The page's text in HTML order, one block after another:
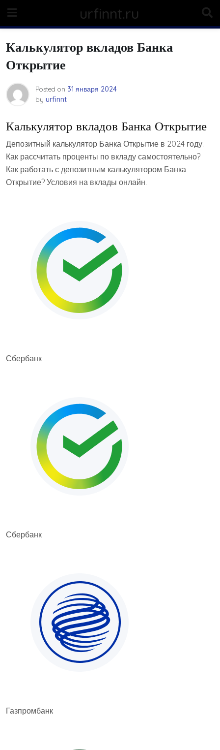
content
urfinnt.ru
Калькулятор вкладов Банка
Открытие
Posted on 31 января 2024
by urfinnt
Калькулятор вкладов Банка Открытие
Депозитный калькулятор Банка Открытие в 2024 году.
Как рассчитать проценты по вкладу самостоятельно?
Как работать с депозитным калькулятором Банка
Открытие? Условия на вклады онлайн.
Сбербанк
Сбербанк
Газпромбанк